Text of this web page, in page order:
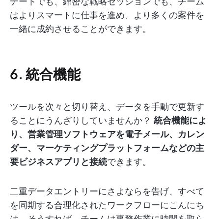
はよりスマートに仕事を進め、より多くの案件を
一緒に成約させることができます。
6. 統合機能
ツールを次々と切り替え、データを手動で更新す
ることにうんざりしていませんか？ 統合機能によ
り、営業管理ソフトウェアを電子メール、カレン
ダー、マーケティングプラットフォームなどの主
要ビジネスアプリと接続できます。
二重データエントリーにさよならを告げ、すべて
を同期する合理化されたワークフローにこんにち